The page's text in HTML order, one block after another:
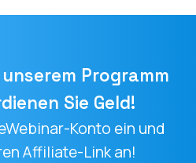
Programm
Sie Geld!
Konto ein und
Affiliate-Link an!